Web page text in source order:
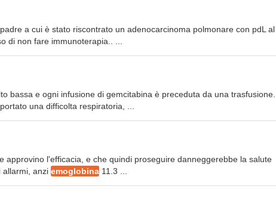
a cui è stato riscontrato un adenocarcinoma polmonare con pdL al
di non fare immunoterapia.. ...
bassa e ogni infusione di gemcitabina è preceduta da una trasfusione.
una difficolta respiratoria, ...
approvino l'efficacia, e che quindi proseguire danneggerebbe la salute
allarmi, anzi emoglobina 11.3 ...